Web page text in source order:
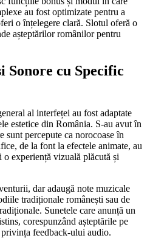
au fost optimizate pentru a
o înțelegere clară. Slotul oferă o
așteptărilor românilor pentru
Sonore cu Specific
al interfeței au fost adaptate
estetice din România. S-au avut în
sunt percepute ca norocoase în
de la font la efectele animate, au
experiență vizuală plăcută și
dar adaugă note muzicale
tradiționale românești sau de
Sunetele care anunță un
corespunzând așteptările pe
feedback-ului audio.